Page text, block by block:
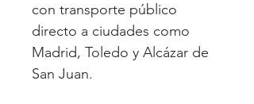
con transporte público
directo a ciudades como
Madrid, Toledo y Alcázar de
San Juan.